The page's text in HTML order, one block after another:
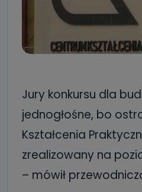
Jury konkursu dla
jednogłośne, bo
Kształcenia
zrealizowany na
– mówił